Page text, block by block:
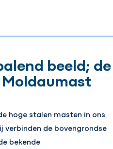
beeld; de
hoge stalen masten in ons
verbinden de bovengrondse
bekende